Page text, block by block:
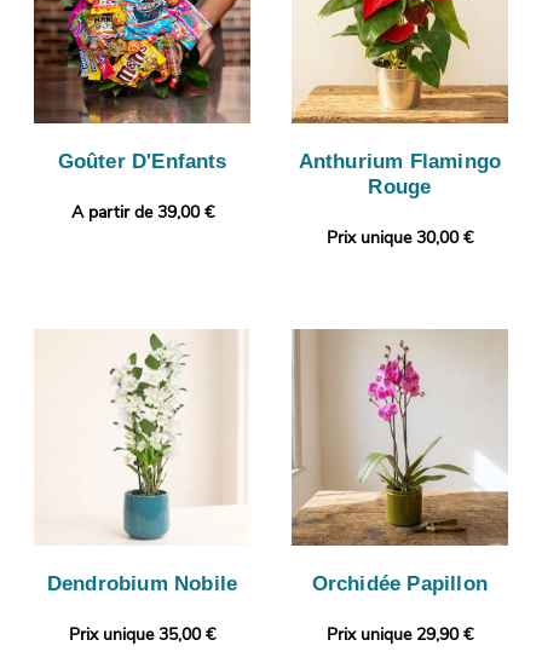
Goûter D'Enfants
A partir de 39,00 €
Anthurium Flamingo
Rouge
Prix unique 30,00 €
Dendrobium Nobile
Prix unique 35,00 €
Orchidée Papillon
Prix unique 29,90 €